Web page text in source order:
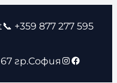
📞 +359 877 277 595
гр.София Instagram
Facebook